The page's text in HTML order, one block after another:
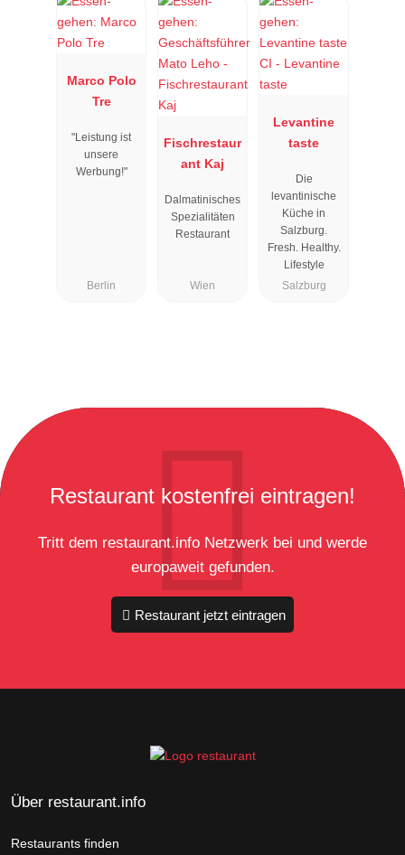
Marco Polo
Tre
"Leistung ist
unsere
Werbung!"
Berlin
Fischrestaur
ant Kaj
Dalmatinisches
Spezialitäten
Restaurant
Wien
Levantine
taste
Die
levantinische
Küche in
Salzburg.
Fresh. Healthy.
Lifestyle
Salzburg
Restaurant kostenfrei eintragen!
Tritt dem restaurant.info Netzwerk bei und werde
europaweit gefunden.
Restaurant jetzt eintragen
Über restaurant.info
Restaurants finden